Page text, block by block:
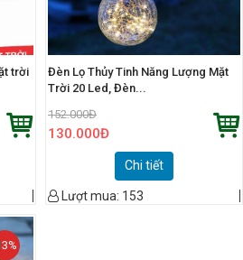
trời
Đèn Lọ Thủy Tinh Năng Lượng Mặt
Trời 20 Led, Đèn...
152.000Đ
130.000Đ
Chi tiết
Lượt mua: 153